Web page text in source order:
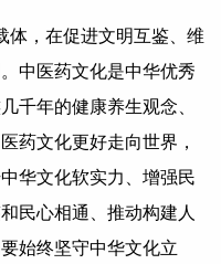
体，在促进文明互鉴、维
中医药文化是中华优秀
千年的健康养生观念、
药文化更好走向世界，
华文化软实力、增强民
民心相通、推动构建人
始终坚守中华文化立